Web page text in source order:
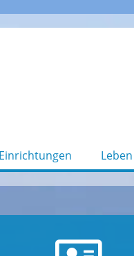
Einrichtungen